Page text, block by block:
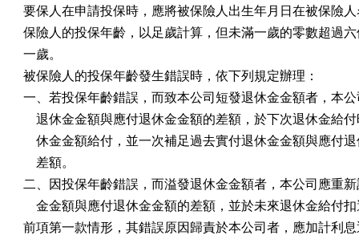
要保人在申請投保時，應將被保險人出生年月日在被保險
保險人的投保年齡，以足歲計算，但未滿一歲的零數超過
一歲。
被保險人的投保年齡發生錯誤時，依下列規定辦理：
一、若投保年齡錯誤，而致本公司短發退休金金額者，本
退休金金額與應付退休金金額的差額，於下次退休金給
休金金額給付，並一次補足過去實付退休金金額與應付
    差額。
二、因投保年齡錯誤，而溢發退休金金額者，本公司應重
金金額與應付退休金金額的差額，並於未來退休金給付
前項第一款情形，其錯誤原因歸責於本公司者，應加計利